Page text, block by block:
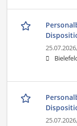
25.07.2026,
25.07.2026,